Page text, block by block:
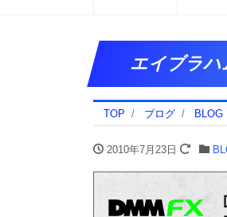
エイブラ
TOP ブログ BLOG
2010年7月23日